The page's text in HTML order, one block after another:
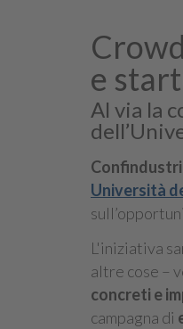
e
Al via la
Università
L'iniziativa
altre cose –
concreti e
campagna di